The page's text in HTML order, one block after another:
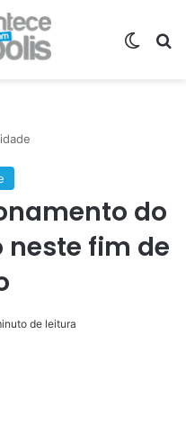
do
neste fim de
de leitura